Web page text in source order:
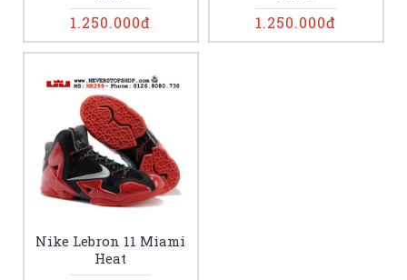
1.250.000đ 1.250.000đ
Nike Lebron 11 Miami
Heat